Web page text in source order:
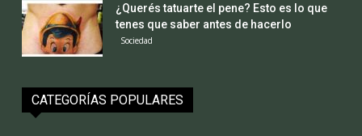
¿Querés tatuarte el pene? Esto es lo que
tenes que saber antes de hacerlo
Sociedad
CATEGORÍAS POPULARES